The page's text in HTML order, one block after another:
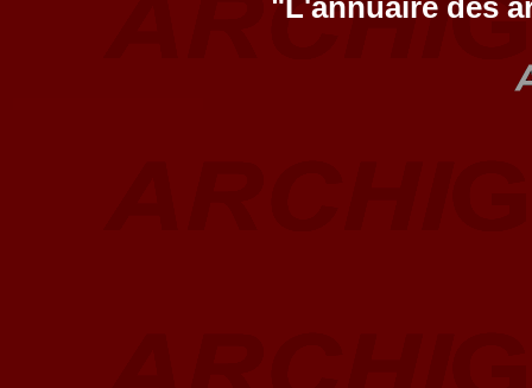
"L'annuaire des